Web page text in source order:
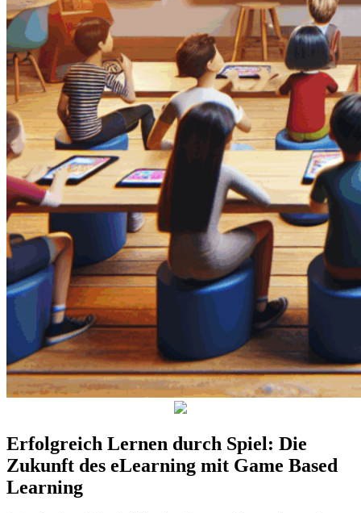
Erfolgreich Lernen durch Spiel: Die
Zukunft des eLearning mit Game Based
Learning